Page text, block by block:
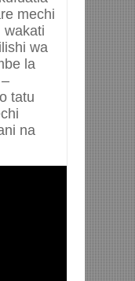
mechi
wakati
wa
la
tatu
na